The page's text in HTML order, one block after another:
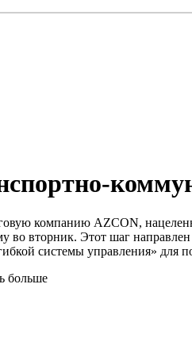
компанию AZCON,
во вторник. Этот шаг
системы управления» для
больше